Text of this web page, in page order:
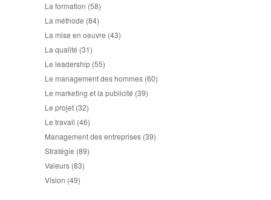
La formation (58)
La méthode (84)
La mise en oeuvre (43)
La qualité (31)
Le leadership (55)
Le management des hommes (60)
Le marketing et la publicité (39)
Le projet (32)
Le travail (46)
Management des entreprises (39)
Stratégie (89)
Valeurs (83)
Vision (49)